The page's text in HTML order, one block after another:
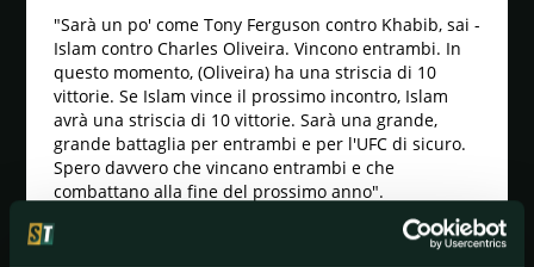
"Sarà un po' come Tony Ferguson contro Khabib, sai -
Islam contro Charles Oliveira. Vincono entrambi. In
questo momento, (Oliveira) ha una striscia di 10
vittorie. Se Islam vince il prossimo incontro, Islam
avrà una striscia di 10 vittorie. Sarà una grande,
grande battaglia per entrambi e per l'UFC di sicuro.
Spero davvero che vincano entrambi e che
combattano alla fine del prossimo anno".
Nurmagomedov aveva scelto Poirier per battere
Oliveira, ma dopo che "The Diamond" ha fallito per la